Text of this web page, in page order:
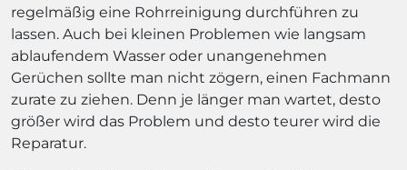
regelmäßig eine Rohrreinigung durchführen zu
lassen. Auch bei kleinen Problemen wie langsam
ablaufendem Wasser oder unangenehmen
Gerüchen sollte man nicht zögern, einen Fachmann
zurate zu ziehen. Denn je länger man wartet, desto
größer wird das Problem und desto teurer wird die
Reparatur.